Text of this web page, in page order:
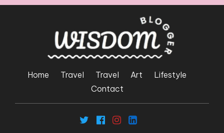
Home Travel Travel Art
Lifestyle
Contact